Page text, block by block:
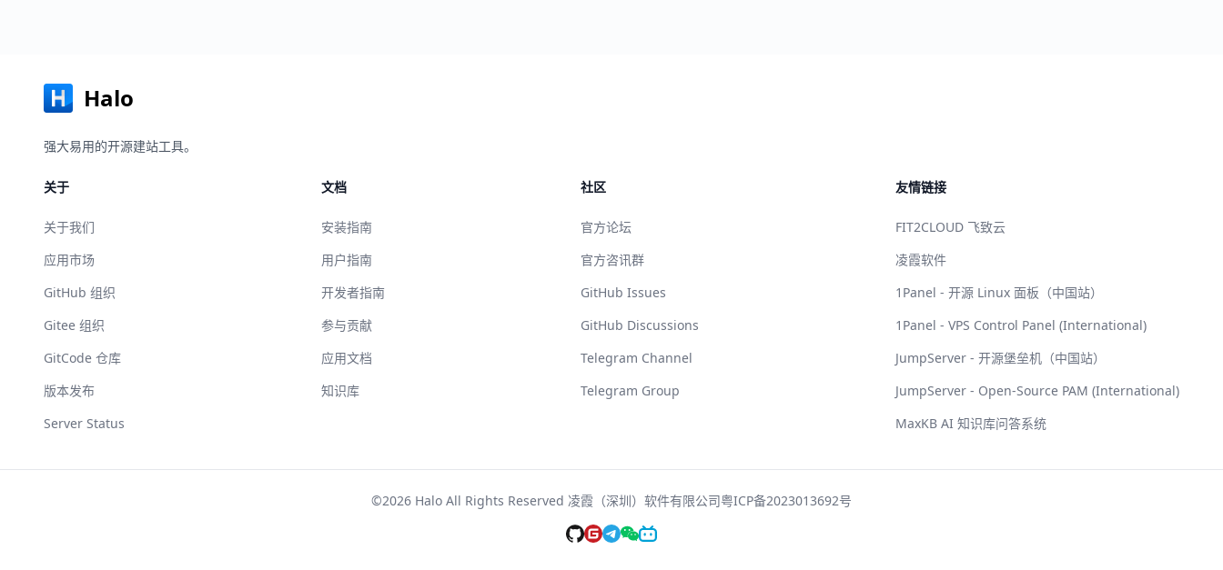
Halo
强大易用的开源建站工具。
关于
关于我们
应用市场
GitHub 组织
Gitee 组织
GitCode 仓库
版本发布
Server Status
文档
安装指南
用户指南
开发者指南
参与贡献
应用文档
知识库
社区
官方论坛
官方咨讯群
GitHub Issues
GitHub Discussions
Telegram Channel
Telegram Group
友情链接
FIT2CLOUD 飞致云
凌霞软件
1Panel - 开源 Linux 面板（中国站）
1Panel - VPS Control Panel (International)
JumpServer - 开源堡垒机（中国站）
JumpServer - Open-Source PAM (International)
MaxKB AI 知识库问答系统
©2026 Halo All Rights Reserved 凌霞（深圳）软件有限公司粤ICP备2023013692号